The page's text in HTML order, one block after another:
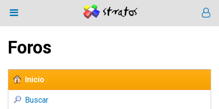
Foros
Inicio
Buscar